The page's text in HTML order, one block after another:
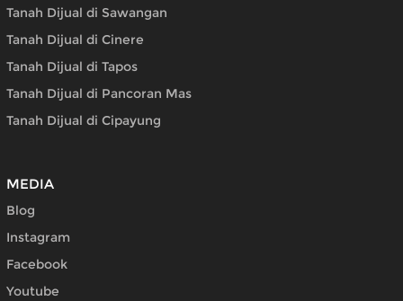
Tanah Dijual di Sawangan
Tanah Dijual di Cinere
Tanah Dijual di Tapos
Tanah Dijual di Pancoran Mas
Tanah Dijual di Cipayung
MEDIA
Blog
Instagram
Facebook
Youtube